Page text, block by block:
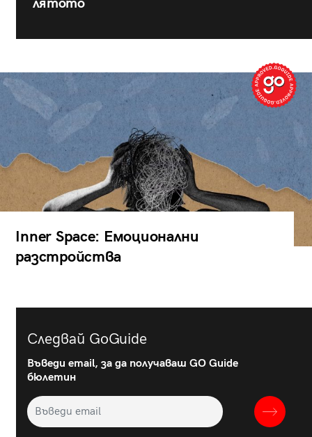
лятото
Inner Space: Емоционални
разстройства
Следвай GoGuide
Въведи email, за да получаваш GO Guide
бюлетин